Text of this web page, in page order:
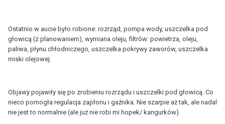
Ostatnio w aucie było robione: rozrząd, pompa wody, uszczelka pod
głowicą (z planowaniem), wymiana oleju, filtrów: powietrza, oleju,
paliwa, płynu chłodniczego, uszczelka pokrywy zaworów, uszczelka
miski olejowej.
Objawy pojawiły się po zrobieniu rozrządu i uszczelki pod głowicą. Co
nieco pomogła regulacja zapłonu i gaźnika. Nie szarpie aż tak, ale nadal
nie jest to normalnie (ale już nie robi mi hopek/ kangurków).